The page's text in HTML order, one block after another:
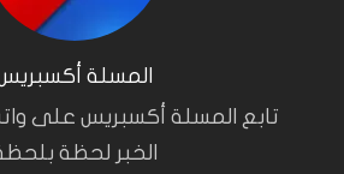
المسلة
تابع المسلة أكسبريس على
الخبر لحظة